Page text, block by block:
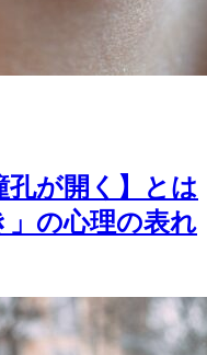
孔が開く】とは
」の心理の表れ